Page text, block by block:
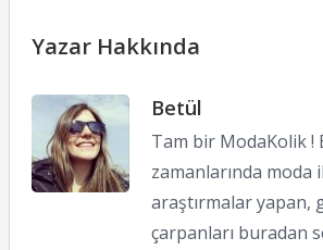
Yazar Hakkında
Betül
Tam bir ModaKolik !
zamanlarında moda
araştırmalar yapan,
çarpanları buradan